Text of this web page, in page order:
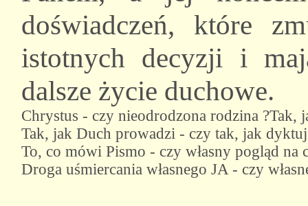
doświadczeń, które
istotnych decyzji i
dalsze życie duchowe.
Chrystus - czy nieodrodzona rodzina ?Tak,
Tak, jak Duch prowadzi - czy tak, jak
To, co mówi Pismo - czy własny pogląd na
Droga uśmiercania własnego JA - czy